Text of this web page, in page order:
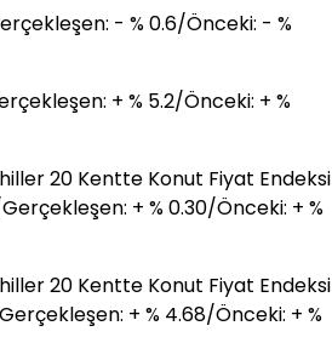
- % 0.6/Önceki: - %
+ % 5.2/Önceki: + %
20 Kentte Konut Fiyat Endeksi
+ % 0.30/Önceki: + %
20 Kentte Konut Fiyat Endeksi
+ % 4.68/Önceki: + %